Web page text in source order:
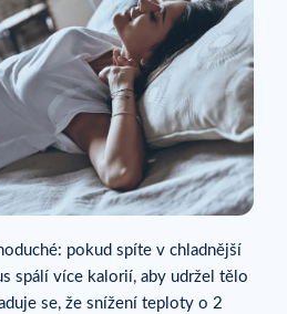
pokud spíte v chladnější
spálí více kalorií, aby udržel tělo
se, že snížení teploty o 2